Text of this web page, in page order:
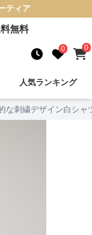
ティア
無料
0 0
人気ランキング
な刺繍デザイン白シャ